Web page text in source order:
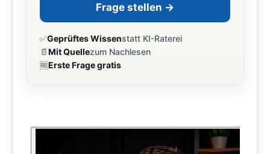
Frage stellen →
✅Geprüftes Wissenstatt KI-Raterei
📄Mit Quellezum Nachlesen
🆓Erste Frage gratis